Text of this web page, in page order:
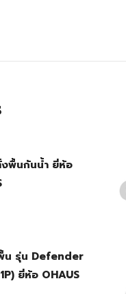
พื้นกันน้ำ ยี่ห้อ
น รุ่น Defender
ยี่ห้อ OHAUS